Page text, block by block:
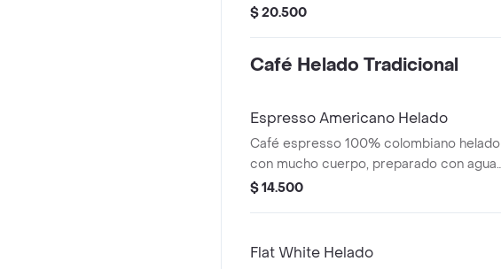
con salsa de arequipe, terminado con
$ 20.500
Café Helado Tradicional
Espresso Americano Helado
Café espresso 100% colombiano helado
con mucho cuerpo, preparado con agua
filtrada y cubos de hielo
$ 14.500
Flat White Helado